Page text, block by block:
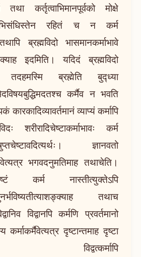
तथा कर्तृत्वाभिमानपूर्वको मोक्षे
रहितं च न कर्म
ब्रह्मविदो भासमानकर्माभावे
इदमिति। यदिदं ब्रह्मविदो
ब्रह्मेति बुद्ध्या
कर्मैव न भवति
कारकादिव्यावर्तमानं व्याप्यं कर्मापि
शरीरादिचेष्टाकर्माभावः कर्म
ज्ञानवतो
भगवदनुमतिमाह तथाचेति।
कर्म नास्तीत्युक्तेऽपि
तथाच
विद्वानपि कर्मणि प्रवर्तमानो
दृष्टान्तमाह दृष्टा